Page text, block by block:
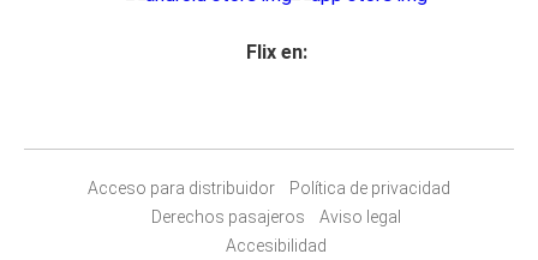
Flix en:
Acceso para distribuidor
Política de privacidad
Derechos pasajeros
Aviso legal
Accesibilidad